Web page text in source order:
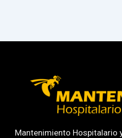
Mantenimiento Hospitalario